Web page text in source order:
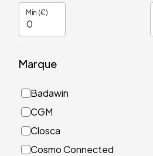
Min (€)
Marque
Badawin
CGM
Closca
Cosmo Connected